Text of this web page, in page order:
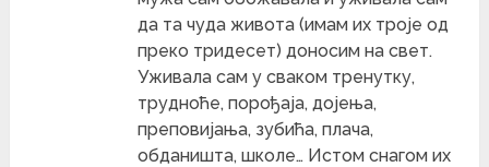
да та чуда живота (имам их троје од
преко тридесет) доносим на свет.
Уживала сам у сваком тренутку,
трудноће, порођаја, дојења,
преповијања, зубића, плача,
обданишта, школе… Истом снагом их